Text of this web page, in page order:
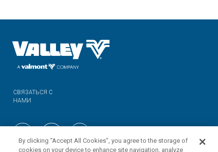
СВЯЗАТЬСЯ С
НАМИ
By clicking “Accept All Cookies”, you agree to the storage of
cookies on your device to enhance site navigation, analyze